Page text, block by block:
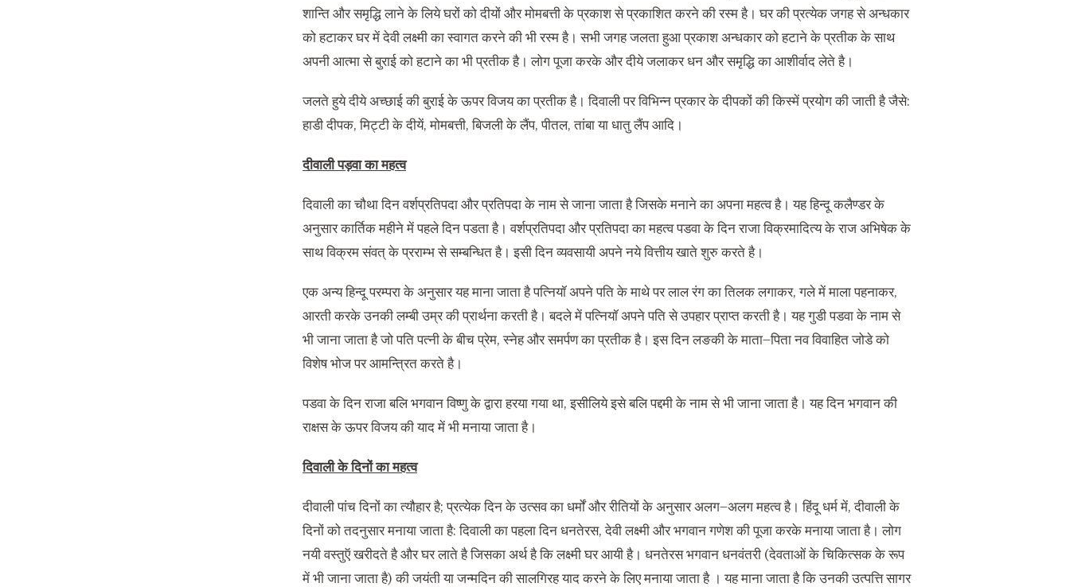
शान्ति और समृद्धि लाने के लिये घरों को दीयों और मोमबत्ती के प्रकाश से प्रकाशित करने की रस्म है। घर की प्रत्येक जगह से अन्धकार
को हटाकर घर में देवी लक्ष्मी का स्वागत करने की भी रस्म है। सभी जगह जलता हुआ प्रकाश अन्धकार को हटाने के प्रतीक के साथ
अपनी आत्मा से बुराई को हटाने का भी प्रतीक है। लोग पूजा करके और दीये जलाकर धन और समृद्धि का आशीर्वाद लेते है।
जलते हुये दीये अच्छाई की बुराई के ऊपर विजय का प्रतीक है। दिवाली पर विभिन्न प्रकार के दीपकों की किस्में प्रयोग की जाती है जैसे:
हाडी दीपक,मिट्टी के दीयें,मोमबत्ती,बिजली के लैंप,पीतल,तांबा या धातु लैंप आदि।
दीवालीपड़वाकामहत्व
दिवाली का चौथा दिन वर्शप्रतिपदा और प्रतिपदा के नाम से जाना जाता है जिसके मनाने का अपना महत्व है। यह हिन्दू कलैण्डर के
अनुसार कार्तिक महीने में पहले दिन पडता है। वर्शप्रतिपदा और प्रतिपदा का महत्व पडवा के दिन राजा विक्रमादित्य के राज अभिषेक के
साथ विक्रम संवत् के प्रराम्भ से सम्बन्धित है। इसी दिन व्यवसायी अपने नये वित्तीय खाते शुरु करते है।
एक अन्य हिन्दू परम्परा के अनुसार यह माना जाता है पत्नियॉ अपने पति के माथे पर लाल रंग का तिलक लगाकर,गले में माला पहनाकर,
आरती करके उनकी लम्बी उम्र की प्रार्थना करती है। बदले में पत्नियॉ अपने पति से उपहार प्राप्त करती है। यह गुडी पडवा के नाम से
भी जाना जाता है जो पति पत्नी के बीच प्रेम,स्नेह और समर्पण का प्रतीक है। इस दिन लङकी के माता–पिता नव विवाहित जोडे को
विशेष भोज पर आमन्त्रित करते है।
पडवा के दिन राजा बलि भगवान विष्णु के द्वारा हरया गया था,इसीलिये इसे बलि पद्दमी के नाम से भी जाना जाता है। यह दिन भगवान की
राक्षस के ऊपर विजय की याद में भी मनाया जाता है।
दिवालीकेदिनोंकामहत्व
दीवाली पांच दिनों का त्यौहार है;प्रत्येक दिन के उत्सव का धर्मों और रीतियों के अनुसार अलग–अलग महत्व है। हिंदू धर्म में,दीवाली के
दिनों को तदनुसार मनाया जाता है:दिवाली का पहला दिन धनतेरस,देवी लक्ष्मी और भगवान गणेश की पूजा करके मनाया जाता है। लोग
नयी वस्तुऍ खरीदते है और घर लाते है जिसका अर्थ है कि लक्ष्मी घर आयी है। धनतेरस भगवान धनवंतरी (देवताओं के चिकित्सक के रूप
में भी जाना जाता है)की जयंती या जन्मदिन की सालगिरह याद करने के लिए मनाया जाता है । यह माना जाता है कि उनकी उत्पत्ति सागर